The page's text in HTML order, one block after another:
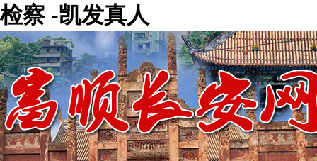
检察 -凯发真人